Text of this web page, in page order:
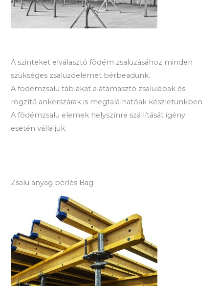
A szinteket elválasztó födém zsaluzásához minden
szükséges zsaluzóelemet bérbeadunk.
A födémzsalu táblákat alátámasztó zsalulábak és
rögzítő ankerszárak is megtalálhatóak készletünkben.
A födémzsalu elemek helyszínre szállítását igény
esetén vállaljuk.
Zsalu anyag bérlés Bag